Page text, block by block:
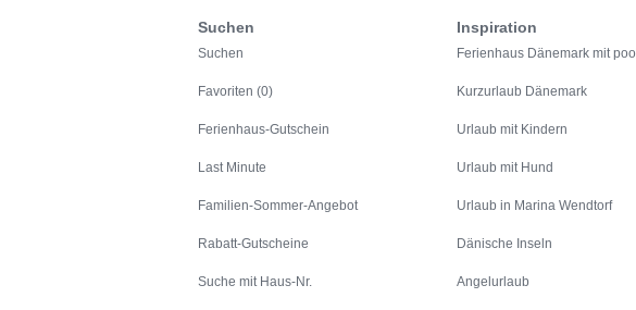
Suchen
Suchen
Favoriten (0)
Ferienhaus-Gutschein
Last Minute
Familien-Sommer-Angebot
Rabatt-Gutscheine
Suche mit Haus-Nr.
Inspiration
Ferienhaus Dänemark mit
Kurzurlaub Dänemark
Urlaub mit Kindern
Urlaub mit Hund
Urlaub in Marina Wendtorf
Dänische Inseln
Angelurlaub